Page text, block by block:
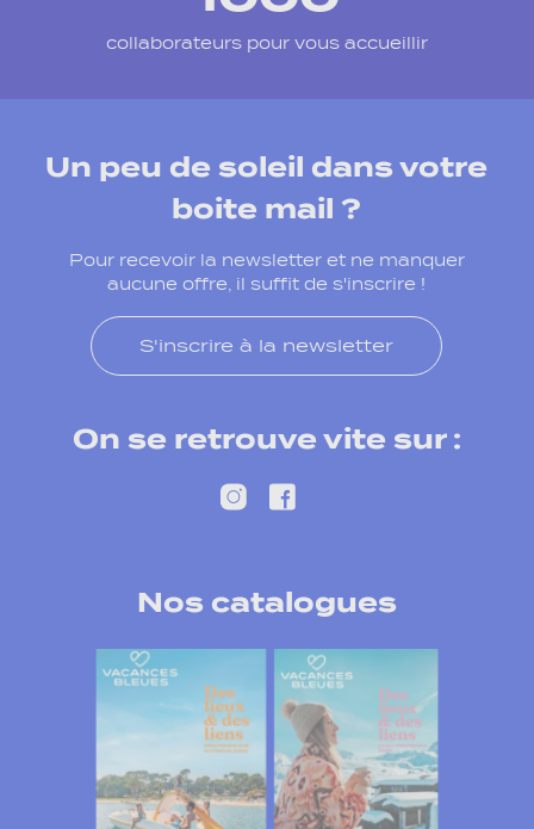
collaborateurs pour vous accueillir
Un peu de soleil dans votre
boite mail ?
Pour recevoir la newsletter et ne manquer
aucune offre, il suffit de s'inscrire !
S'inscrire à la newsletter
On se retrouve vite sur :
Nos catalogues